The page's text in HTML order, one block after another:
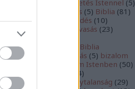
beszélgetés Istennel (5)
beteljesedés (5) Biblia (81 )
(49) bibliai elmélkedés (10)
Bibliaolvasás (23)
Biblia
birtoklás (5) bizalom
bizalom Istenben (50)
14)
bizonytalanság (29)